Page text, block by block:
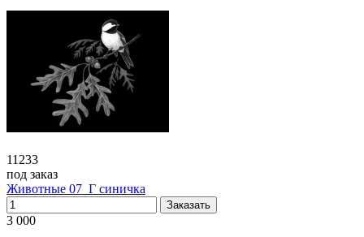
11233
под заказ
Животные 07_Г синичка
3 000